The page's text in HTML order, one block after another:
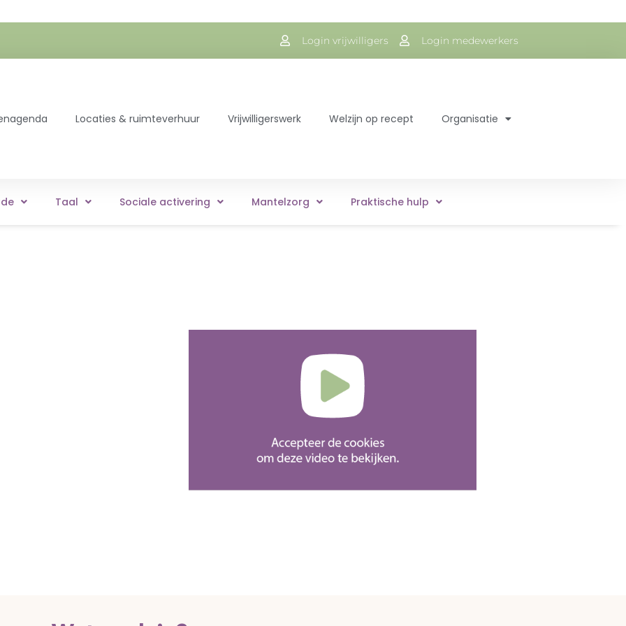
Login vrijwilligers Login medewerkers
Locaties & ruimteverhuur Vrijwilligerswerk Welzijn op recept Organisatie
Taal Sociale activering Mantelzorg Praktische hulp